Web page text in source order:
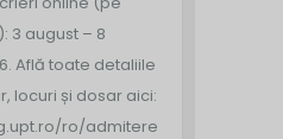
3 august – 8
Află toate detaliile
locuri și dosar aici:
ro/admitere/